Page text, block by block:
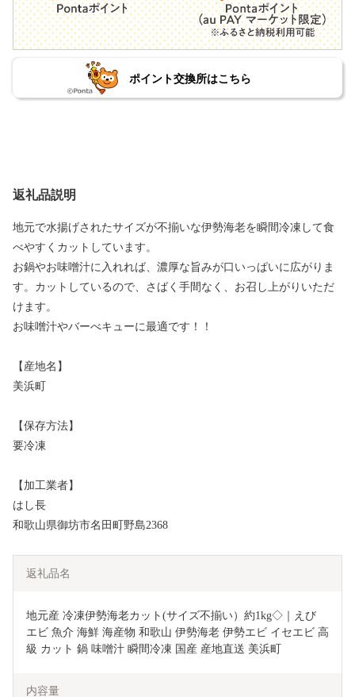
ポイント交換所はこちら
返礼品説明
地元で水揚げされたサイズが不揃いな伊勢海老を瞬間冷凍して食
べやすくカットしています。
お鍋やお味噌汁に入れれば、濃厚な旨みが口いっぱいに広がりま
す。カットしているので、さばく手間なく、お召し上がりいただ
けます。
お味噌汁やバーべキューに最適です！！
【産地名】
美浜町
【保存方法】
要冷凍
【加工業者】
はし長
和歌山県御坊市名田町野島2368
返礼品名
地元産 冷凍伊勢海老カット(サイズ不揃い）約1kg◇｜えび
エビ 魚介 海鮮 海産物 和歌山 伊勢海老 伊勢エビ イセエビ 高
級 カット 鍋 味噌汁 瞬間冷凍 国産 産地直送 美浜町
内容量